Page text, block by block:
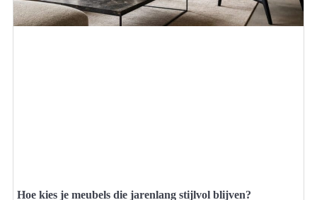
Hoe kies je meubels die jarenlang stijlvol blijven?